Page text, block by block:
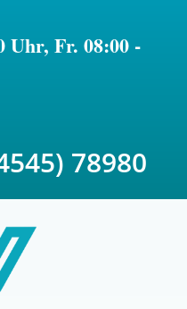
Uhr, Fr. 08:00 -
78980